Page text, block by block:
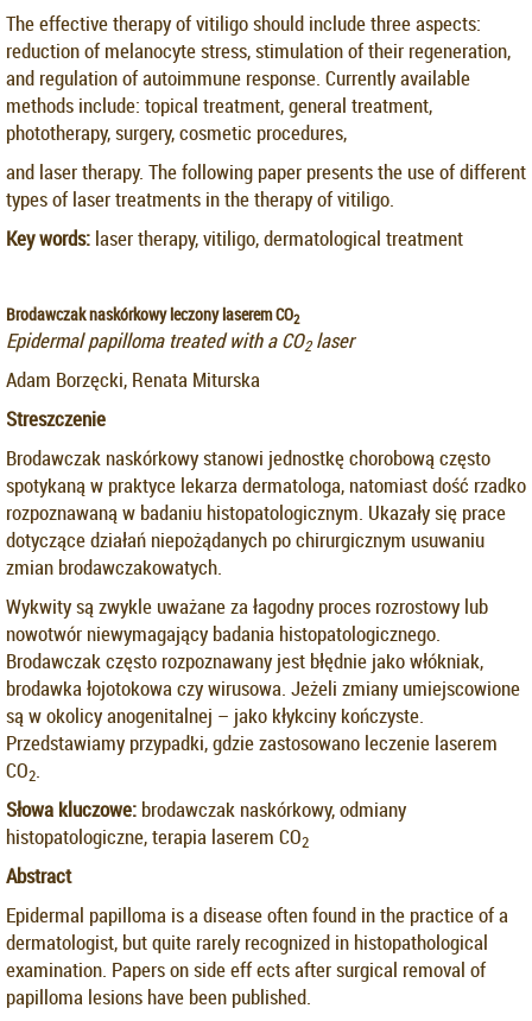
The effective therapy of vitiligo should include three aspects:
reduction of melanocyte stress, stimulation of their regeneration,
and regulation of autoimmune response. Currently available
methods include: topical treatment, general treatment,
phototherapy, surgery, cosmetic procedures,
and laser therapy. The following paper presents the use of different
types of laser treatments in the therapy of vitiligo.
Key words: laser therapy, vitiligo, dermatological treatment
Brodawczak naskórkowy leczony laserem CO2
Epidermal papilloma treated with a CO2laser
Adam Borzęcki, Renata Miturska
Streszczenie
Brodawczak naskórkowy stanowi jednostkę chorobową często
spotykaną w praktyce lekarza dermatologa, natomiast dość rzadko
rozpoznawaną w badaniu histopatologicznym. Ukazały się prace
dotyczące działań niepożądanych po chirurgicznym usuwaniu
zmian brodawczakowatych.
Wykwity są zwykle uważane za łagodny proces rozrostowy lub
nowotwór niewymagający badania histopatologicznego.
Brodawczak często rozpoznawany jest błędnie jako włókniak,
brodawka łojotokowa czy wirusowa. Jeżeli zmiany umiejscowione
są w okolicy anogenitalnej – jako kłykciny kończyste.
Przedstawiamy przypadki, gdzie zastosowano leczenie laserem
CO2.
Słowa kluczowe: brodawczak naskórkowy, odmiany
histopatologiczne, terapia laserem CO2
Abstract
Epidermal papilloma is a disease often found in the practice of a
dermatologist, but quite rarely recognized in histopathological
examination. Papers on side eff ects after surgical removal of
papilloma lesions have been published.